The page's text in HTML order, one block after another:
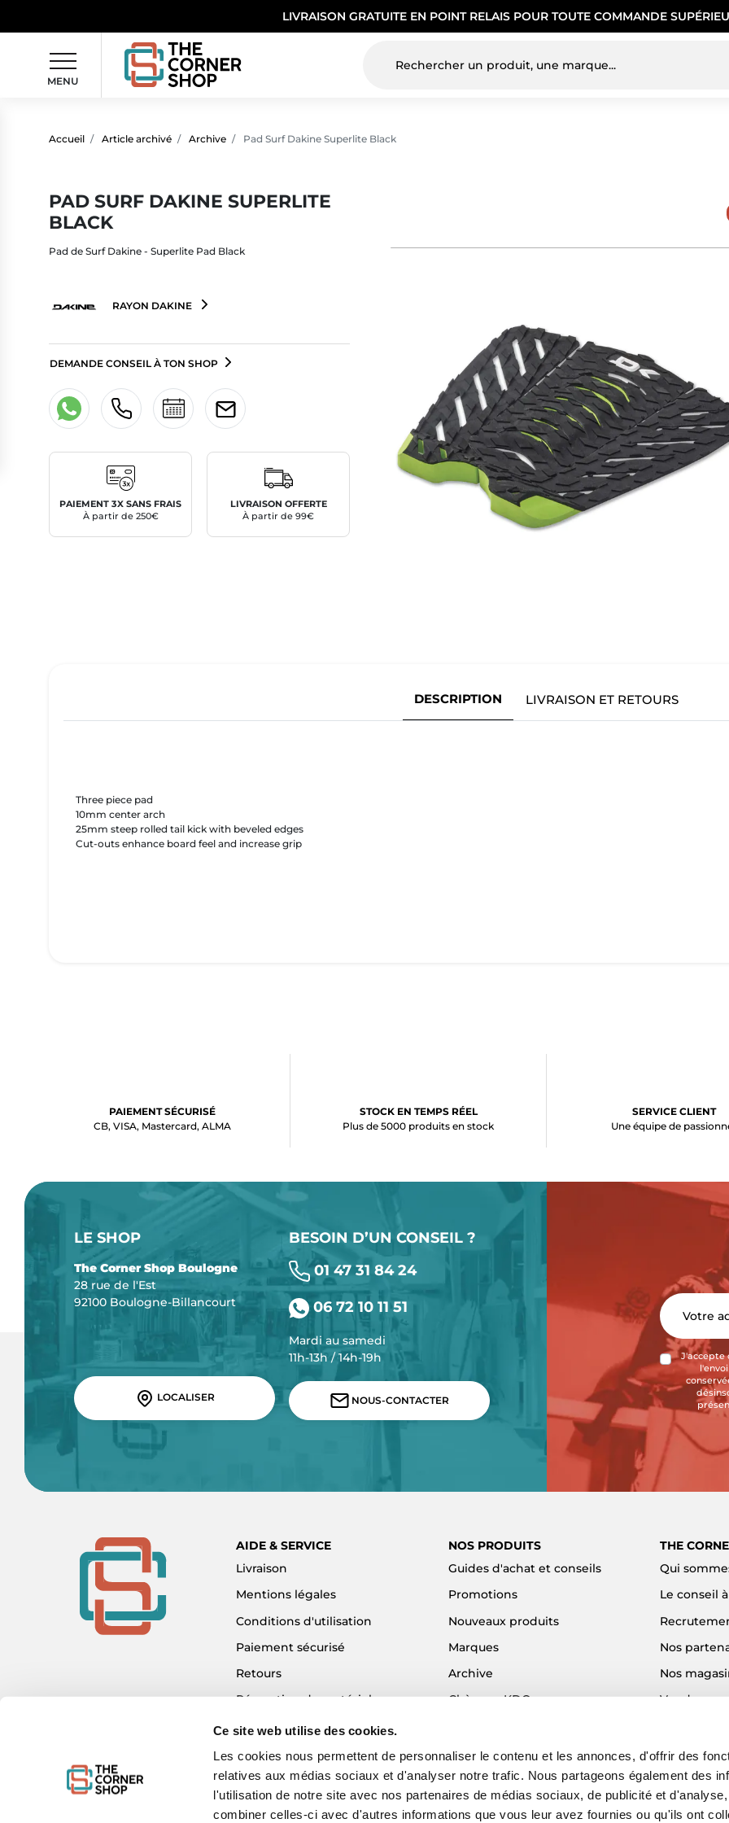
Ce site web utilise des cookies.
Les cookies nous permettent de personnaliser le contenu et les annonces, d'offrir des
relatives aux médias sociaux et d'analyser notre trafic. Nous partageons également des
l'utilisation de notre site avec nos partenaires de médias sociaux, de publicité et
combiner celles-ci avec d'autres informations que vous leur avez fournies ou qu'ils ont
LIVRAISON GRATUITE EN POINT RELAIS POUR TOUTE COMMANDE
MENU
Accueil Article archivé Archive Pad Surf Dakine Superlite Black
PAD SURF DAKINE SUPERLITE
BLACK
Pad de Surf Dakine - Superlite Pad Black
RAYON DAKINE
DEMANDE CONSEIL À TON SHOP
PAIEMENT 3X SANS FRAIS
À partir de 250€
LIVRAISON OFFERTE
À partir de 99€
DESCRIPTION LIVRAISON ET RETOURS
Three piece pad
10mm center arch
25mm steep rolled tail kick with beveled edges
Cut-outs enhance board feel and increase grip
PAIEMENT SÉCURISÉ
CB, VISA, Mastercard, ALMA
STOCK EN TEMPS RÉEL
Plus de 5000 produits en stock
SERVICE CLIENT
Une équipe de
LE SHOP
The Corner Shop Boulogne
28 rue de l'Est
92100 Boulogne-Billancourt
LOCALISER
BESOIN D’UN CONSEIL ?
01 47 31 84 24
06 72 10 11 51
Mardi au samedi
11h-13h / 14h-19h
NOUS-CONTACTER
J'accepte
AIDE & SERVICE
Livraison
Mentions légales
Conditions d'utilisation
Paiement sécurisé
Retours
Réparation de matériel
Détaxe - Tax Refund
Garantie & SAV
Plan du site
Mon compte
NOS PRODUITS
Guides d'achat et conseils
Promotions
Nouveaux produits
Marques
Archive
Chèques KDO
THE
Qui
Le conseil
Nos
Nos
Vendre
Blog